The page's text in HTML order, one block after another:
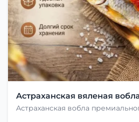
Астраханская вяленая
Астраханская вобла